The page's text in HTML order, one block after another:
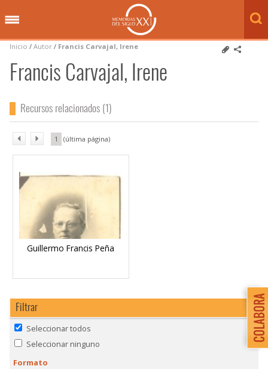
Inicio / Autor / Francis Carvajal, Irene
Francis Carvajal, Irene
Recursos relacionados (1)
Guillermo Francis Peña
1
Filtrar
Seleccionar todos
Seleccionar ninguno
Formato